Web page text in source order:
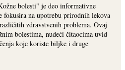
bolesti" je deo informativne
fokusira na upotrebu prirodnih lekova
zdravstvenih problema. Ovaj
bolestima, nudeći čitaocima uvid
koje koriste biljke i druge